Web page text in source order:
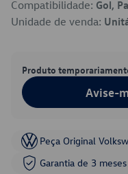
Compatibilidade: Gol,
Unidade de venda:
Produto
Avise-
Peça Original
Garantia de 3